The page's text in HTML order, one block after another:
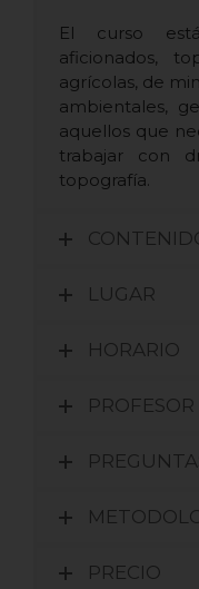
El curso
aficionados,
agrícolas, de
ambientales,
aquellos que
trabajar con
topografía.
LUGAR
HORARIO
PROFESOR
PRECIO